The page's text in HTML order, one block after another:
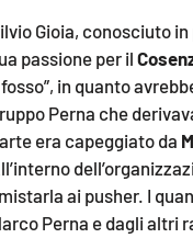
ANDROID
APPLE
Gioia, conosciuto
passione per il
in quanto
Perna che
era capeggiato da
ai pusher. I
Perna e dagli altri